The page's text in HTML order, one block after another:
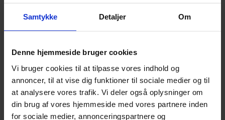
Samtykke Detaljer Om
Denne hjemmeside bruger cookies
Vi bruger cookies til at tilpasse vores indhold og
annoncer, til at vise dig funktioner til sociale medier og til
at analysere vores trafik. Vi deler også oplysninger om
din brug af vores hjemmeside med vores partnere inden
for sociale medier, annonceringspartnere og
Operationsstuer
Bad, omklædningsrum, vådrum og toiletter
Nemt at rengøre
Gulve til hospitaler skal være fleksible og tilpasses for at
muliggøre en tæt forsegling mellem vægge og gulv. Når de
er bløde og bøjelige, kan de foldes op ved vægforbindelsen
og forhindre ophobning af støv og snavs i hjørner og kanter.